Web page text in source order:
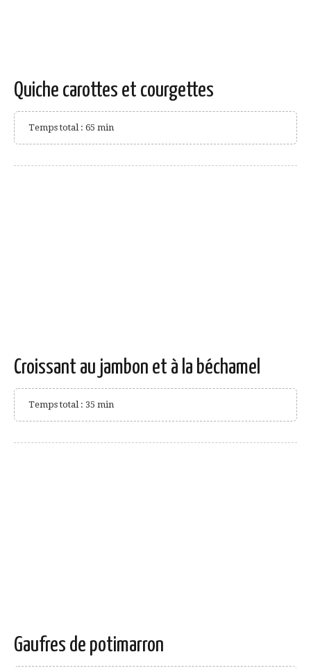
Quiche carottes et courgettes
Temps total : 65 min
Croissant au jambon et à la béchamel
Temps total : 35 min
Gaufres de potimarron